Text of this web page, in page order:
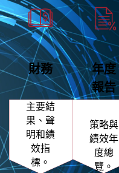
財務
主要結
果、聲
明和績
效指
標。
年度
報告
策略與
績效年
度總
覽。